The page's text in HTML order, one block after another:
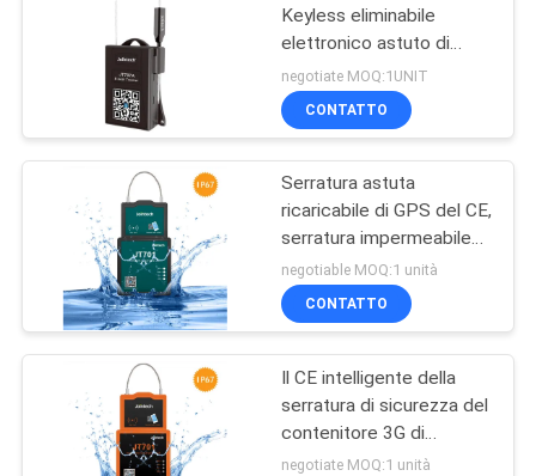
gps del veicolo che
seguono dispositivo
Keyless eliminabile
elettronico astuto di
Bluetooth
negotiate MOQ:1UNIT
CONTATTO
Serratura astuta
ricaricabile di GPS del CE,
serratura impermeabile
dell'inseguitore di IP67
GPS
negotiable MOQ:1 unità
CONTATTO
Il CE intelligente della
serratura di sicurezza del
contenitore 3G di
Jointech ha approvato
negotiate MOQ:1 unità